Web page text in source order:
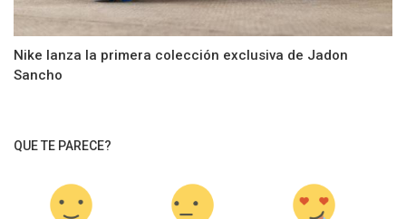
Nike lanza la primera colección exclusiva de Jadon
Sancho
QUE TE PARECE?